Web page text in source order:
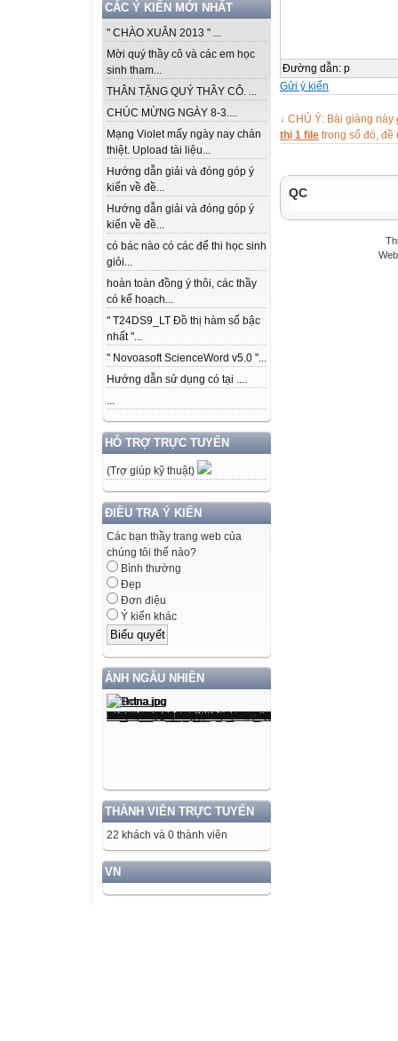
CÁC Ý KIẾN MỚI NHẤT
" CHÀO XUÂN 2013 " ...
Mời quý thầy cô và các em học
sinh tham...
THÂN TẶNG QUÝ THẦY CÔ. ...
CHÚC MỪNG NGÀY 8-3....
Mạng Violet mấy ngày nay chán
thiệt. Upload tài liệu...
Hướng dẫn giải và đóng góp ý
kiến về đề...
Hướng dẫn giải và đóng góp ý
kiến về đề...
có bác nào có các để thi học sinh
giỏi...
hoàn toàn đồng ý thôi, các thầy
có kế hoạch...
" T24DS9_LT Đồ thị hàm số bậc
nhất "...
" Novoasoft ScienceWord v5.0 "...
Hướng dẫn sử dụng có tại ....
...
HỖ TRỢ TRỰC TUYẾN
(Trợ giúp kỹ thuật)
ĐIỀU TRA Ý KIẾN
Các bạn thầy trang web của
chúng tôi thế nào?
Bình thường
Đẹp
Đơn điệu
Ý kiến khác
ẢNH NGẪU NHIÊN
THÀNH VIÊN TRỰC TUYẾN
22 khách và 0 thành viên
VN
Đường dẫn: p
Gửi ý kiến
↓ CHÚ Ý: Bài giảng này
thị 1 file trong số đó, đề
QC